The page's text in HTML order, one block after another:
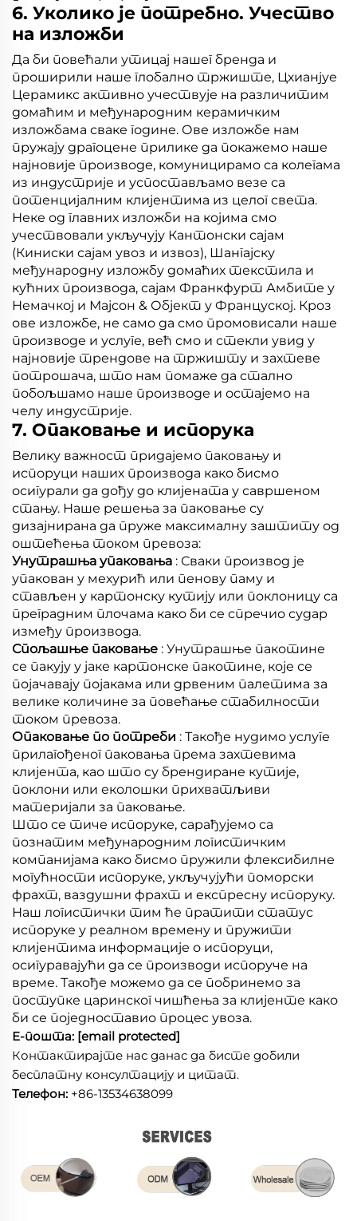
6. Уколико је потребно. Учество
на изложби
Да би повећали утицај нашег бренда и
проширили наше глобално тржиште, Цхианјуе
Церамикс активно учествује на различитим
домаћим и међународним керамичким
изложбама сваке године. Ове изложбе нам
пружају драгоцене прилике да покажемо наше
најновије производе, комуницирамо са колегама
из индустрије и успостављамо везе са
потенцијалним клијентима из целог света.
Неке од главних изложби на којима смо
учествовали укључују Кантонски сајам
(Киниски сајам увоз и извоз), Шангајску
међународну изложбу домаћих текстила и
кућних производа, сајам Франкфурт Амбите у
Немачкој и Мајсон & Објект у Француској. Кроз
ове изложбе, не само да смо промовисали наше
производе и услуге, већ смо и стекли увид у
најновије трендове на тржишту и захтеве
потрошача, што нам помаже да стално
побољшамо наше производе и остајемо на
челу индустрије.
7. Опаковање и испорука
Велику важност придајемо паковању и
испоруци наших производа како бисмо
осигурали да дођу до клијената у савршеном
стању. Наше решења за паковање су
дизајнирана да пруже максималну заштиту од
оштећења током превоза:
Унутрашња упаковања : Сваки производ је
упакован у мехурић или пенову паму и
стављен у картонску кутију или поклоницу са
преградним плочама како би се спречио судар
између производа.
Спољашње паковање : Унутрашње пакотине
се пакују у јаке картонске пакотине, које се
појачавају појакама или дрвеним палетима за
велике количине за повећање стабилности
током превоза.
Опаковање по потреби : Такође нудимо услуге
прилагођеног паковања према захтевима
клијента, као што су брендиране кутије,
поклони или еколошки прихватљиви
материјали за паковање.
Што се тиче испоруке, сарађујемо са
познатим међународним логистичким
компанијама како бисмо пружили флексибилне
могућности испоруке, укључујући поморски
фрахт, ваздушни фрахт и експресну испоруку.
Наш логистички тим ће пратити статус
испоруке у реалном времену и пружити
клијентима информације о испоруци,
осигуравајући да се производи испоруче на
време. Такође можемо да се побринемо за
поступке царинског чишћења за клијенте како
би се поједноставио процес увоза.
Е-пошта: [email protected]
Контактирајте нас данас да бисте добили
бесплатну консултацију и цитат.
Телефон: +86-13534638099